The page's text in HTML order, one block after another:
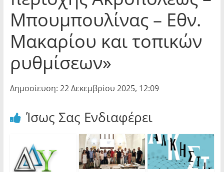
Μπουμπουλίνας – Εθν.
Μακαρίου και τοπικών
ρυθμίσεων»
Δημοσίευση: 22 Δεκεμβρίου 2025, 12:09
Ίσως Σας Ενδιαφέρει